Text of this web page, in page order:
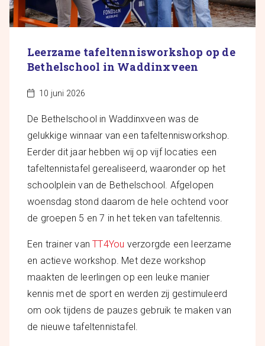
Leerzame tafeltennisworkshop op de
Bethelschool in Waddinxveen
10 juni 2026
De Bethelschool in Waddinxveen was de
gelukkige winnaar van een tafeltennisworkshop.
Eerder dit jaar hebben wij op vijf locaties een
tafeltennistafel gerealiseerd, waaronder op het
schoolplein van de Bethelschool. Afgelopen
woensdag stond daarom de hele ochtend voor
de groepen 5 en 7 in het teken van tafeltennis.
Een trainer vanTT4You verzorgde een leerzame
en actieve workshop. Met deze workshop
maakten de leerlingen op een leuke manier
kennis met de sport en werden zij gestimuleerd
om ook tijdens de pauzes gebruik te maken van
de nieuwe tafeltennistafel.